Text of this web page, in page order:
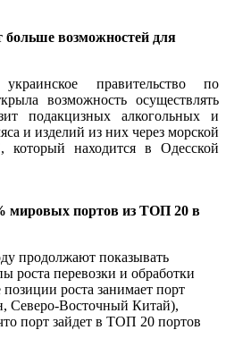
возможностей для
правительство по
возможность осуществлять
подакцизных алкогольных и
и изделий из них через морской
находится в Одесской
мировых портов из ТОП 20 в
продолжают показывать
роста перевозки и обработки
роста занимает порт
Северо-Восточный Китай),
порт зайдет в ТОП 20 портов